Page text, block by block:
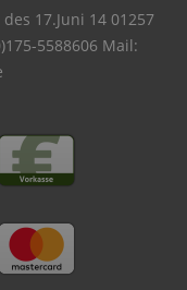
17.Juni 14 01257
5588606 Mail: